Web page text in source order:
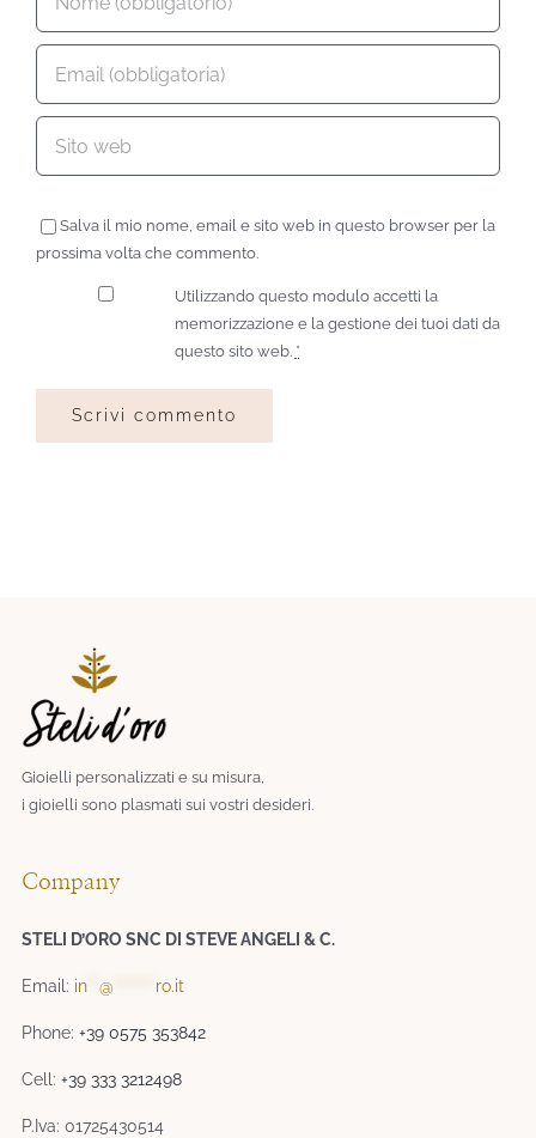
Salva il mio nome, email e sito web in questo browser per la
prossima volta che commento.
Utilizzando questo modulo accetti la
memorizzazione e la gestione dei tuoi dati da
questo sito web. *
Gioielli personalizzati e su misura,
i gioielli sono plasmati sui vostri desideri.​
Company
STELI D’ORO SNC DI STEVE ANGELI & C.
Email: in **@ ro.it
Phone:+39 0575 353842
Cell:+39 333 3212498
P.Iva: 01725430514